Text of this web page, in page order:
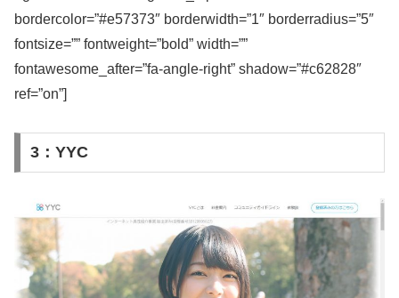
bordercolor=”#e57373″ borderwidth=”1″ borderradius=”5″
fontsize=”” fontweight=”bold” width=””
fontawesome_after=”fa-angle-right” shadow=”#c62828″
ref=”on”]
3：YYC